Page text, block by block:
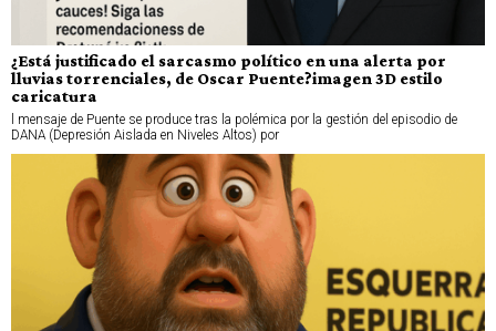
¿Está justificado el sarcasmo político en una alerta por
lluvias torrenciales, de Oscar Puente?imagen 3D estilo
caricatura
l mensaje de Puente se produce tras la polémica por la gestión del episodio de
DANA (Depresión Aislada en Niveles Altos) por